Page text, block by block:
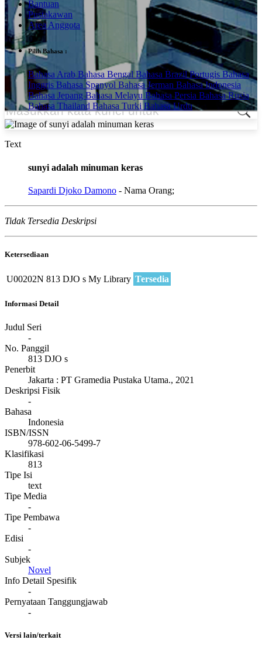
Bantuan
Pustakawan
Area Anggota
Pilih Bahasa :
Bahasa Arab Bahasa BengalBahasa Brazil Portugis Bahasa
Inggris Bahasa Spanyol Bahasa Jerman Bahasa Indonesia
Bahasa Jepang Bahasa Melayu Bahasa Persia Bahasa Rusia
Bahasa Thailand Bahasa Turki Bahasa Urdu
Text
sunyi adalah minuman keras
Sapardi Djoko Damono - Nama Orang;
Tidak Tersedia Deskripsi
Ketersediaan
U00202N 813 DJO s My Library Tersedia
Informasi Detail
Judul Seri
-
No. Panggil
813 DJO s
Penerbit
Jakarta : PT Gramedia Pustaka Utama., 2021
Deskripsi Fisik
-
Bahasa
Indonesia
ISBN/ISSN
978-602-06-5499-7
Klasifikasi
813
Tipe Isi
text
Tipe Media
-
Tipe Pembawa
-
Edisi
-
Subjek
Novel
Info Detail Spesifik
-
Pernyataan Tanggungjawab
-
Versi lain/terkait